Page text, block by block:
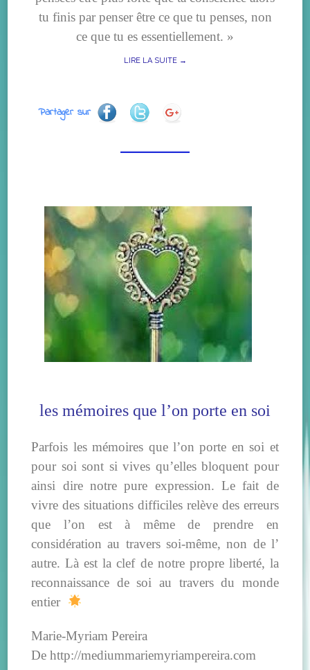
tu finis par penser être ce que tu penses, non
ce que tu es essentiellement. »
LIRE LA SUITE →
Partager sur
les mémoires que l’on porte en soi
Parfois les mémoires que l’on porte en soi et
pour soi sont si vives qu’elles bloquent pour
ainsi dire notre pure expression. Le fait de
vivre des situations difficiles relève des erreurs
que l’on est à même de prendre en
considération au travers soi-même, non de l’
autre. Là est la clef de notre propre liberté, la
reconnaissance de soi au travers du monde
entier
Marie-Myriam Pereira
De http://mediummariemyriampereira.com